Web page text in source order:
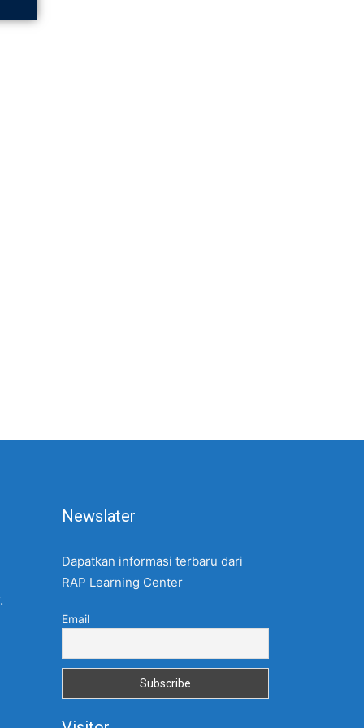
Newslater
Dapatkan informasi terbaru dari
RAP Learning Center
Email